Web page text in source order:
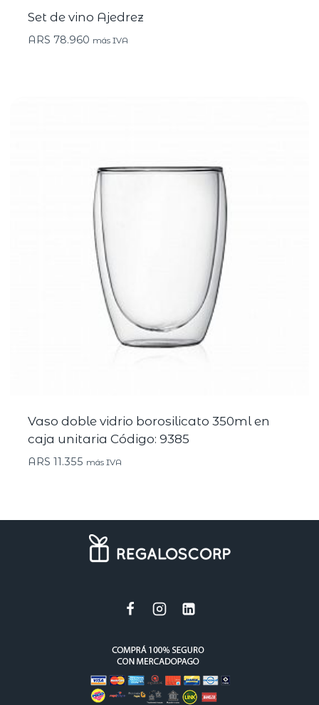
Set de vino Ajedrez
ARS 78.960 más IVA
Vaso doble vidrio borosilicato 350ml en
caja unitaria Código: 9385
ARS 11.355 más IVA